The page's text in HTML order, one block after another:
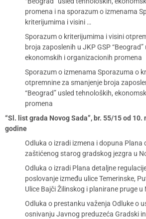
promena i na sporazum o izmenama
kriterijumima i visini …
Sporazum o kriterijumima i visini
broja zaposlenih u JKP GSP
ekonomskih i organizacionih promena
Sporazum o izmenama Sporazuma o
otpremnine za smanjenje broja
“Beograd” usled tehnoloških,
promena
“Sl. list grada Novog Sada”, br. 55/15 od 10.
godine
Odluka o izradi izmena i dopuna Plana
zaštićenog starog gradskog jezgra u
Odluka o izradi Plana detaljne
poslovanje između ulice Temerinske,
Ulice Bajči Žilinskog i planirane pruge u
Odluka o prestanku važenja Odluke o
osnivanju Javnog preduzeća Gradski